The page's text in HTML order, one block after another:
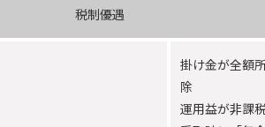
税制優遇
掛け金が全額
除
運用益が非課